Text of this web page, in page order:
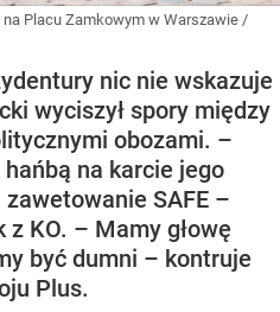
Placu Zamkowym w Warszawie /
nic nie wskazuje
wyciszył spory między
obozami. –
na karcie jego
SAFE –
KO. – Mamy głowę
być dumni – kontruje
Plus.